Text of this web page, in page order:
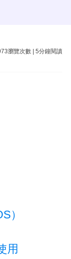
瀏覽次數 |5分鐘閱讀
）
用